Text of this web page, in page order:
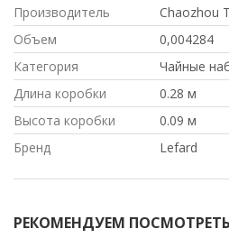
Производитель
Chaozhou
Объем
0,004284
Категория
Чайные
Длина коробки
0.28 м
Высота коробки
0.09 м
Бренд
Lefard
РЕКОМЕНДУЕМ ПОСМОТРЕТЬ